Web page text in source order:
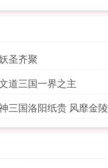
圣齐聚
道三国一界之主
三国洛阳纸贵 风靡金陵